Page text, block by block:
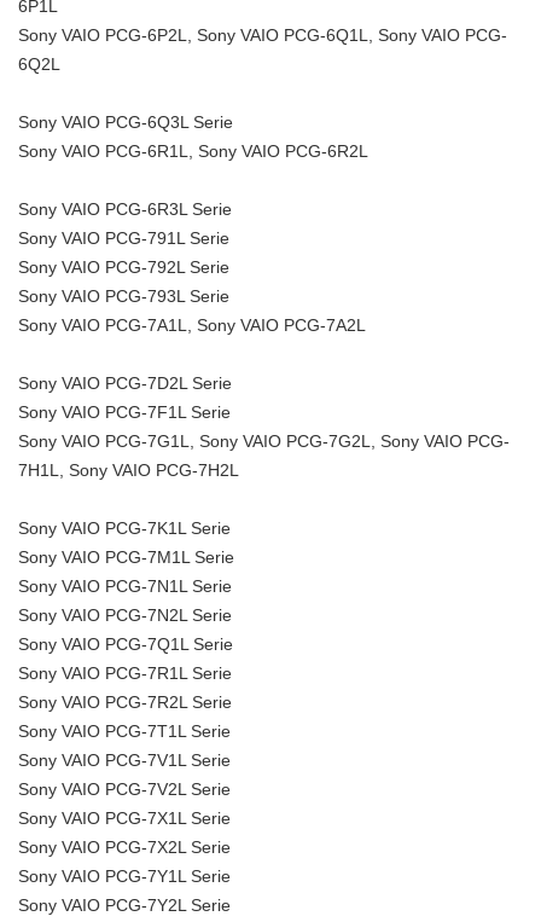
6P1L
Sony VAIO PCG-6P2L, Sony VAIO PCG-6Q1L, Sony VAIO PCG-
6Q2L
Sony VAIO PCG-6Q3L Serie
Sony VAIO PCG-6R1L, Sony VAIO PCG-6R2L
Sony VAIO PCG-6R3L Serie
Sony VAIO PCG-791L Serie
Sony VAIO PCG-792L Serie
Sony VAIO PCG-793L Serie
Sony VAIO PCG-7A1L, Sony VAIO PCG-7A2L
Sony VAIO PCG-7D2L Serie
Sony VAIO PCG-7F1L Serie
Sony VAIO PCG-7G1L, Sony VAIO PCG-7G2L, Sony VAIO PCG-
7H1L, Sony VAIO PCG-7H2L
Sony VAIO PCG-7K1L Serie
Sony VAIO PCG-7M1L Serie
Sony VAIO PCG-7N1L Serie
Sony VAIO PCG-7N2L Serie
Sony VAIO PCG-7Q1L Serie
Sony VAIO PCG-7R1L Serie
Sony VAIO PCG-7R2L Serie
Sony VAIO PCG-7T1L Serie
Sony VAIO PCG-7V1L Serie
Sony VAIO PCG-7V2L Serie
Sony VAIO PCG-7X1L Serie
Sony VAIO PCG-7X2L Serie
Sony VAIO PCG-7Y1L Serie
Sony VAIO PCG-7Y2L Serie